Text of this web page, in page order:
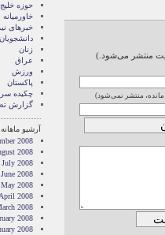
منتشر می‌شود.)
مانده، منتشر نمی‌شود)
حوزه
خاورمیانه
خبرهای
دانشجویان
زنان
عراق
ورزش
پاکستان
چکیده
گزارش
آرشیو ماهانه
2008
2008
July 2008
June 2008
May 2008
April 2008
2008
2008
2008